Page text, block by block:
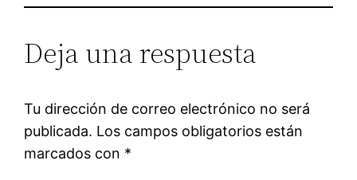
Deja una respuesta
Tu dirección de correo electrónico no será
publicada. Los campos obligatorios están
marcados con *